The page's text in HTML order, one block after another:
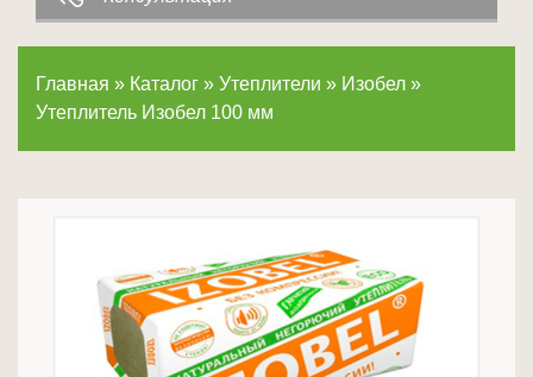
Главная » Каталог » Утеплители » Изобел »
Утеплитель Изобел 100 мм